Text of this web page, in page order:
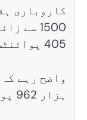
کاروباری
405 پوائنٹس کی سطح پر آ گیا۔
ہزار 962 پوائنٹس کی سطح پر بند ہوا تھا۔